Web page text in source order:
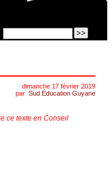
dimanche 17 février 2019
par Sud Éducation Guyane
ce texte en Conseil